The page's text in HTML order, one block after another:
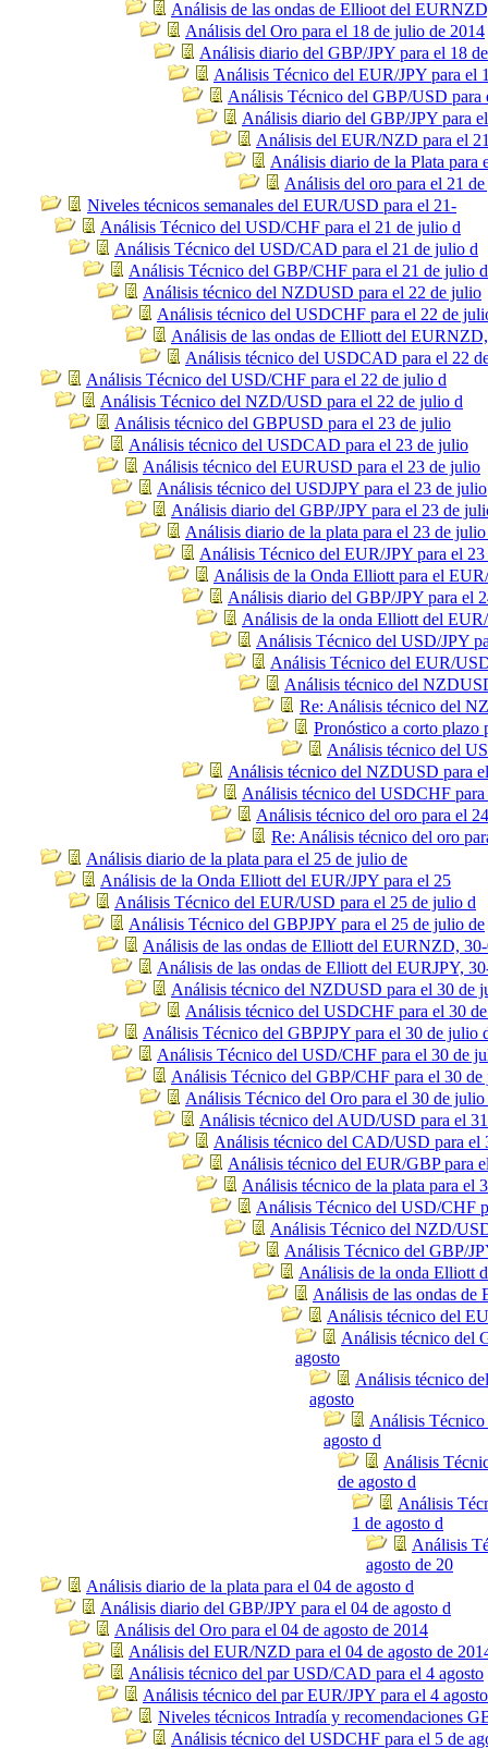
Análisis de las ondas de Ellioot del
Análisis del Oro para el 18 de julio de 2014
Análisis diario del GBP/JPY para el 18
Análisis Técnico del EUR/JPY para el
Análisis Técnico del GBP/USD para
Análisis diario del GBP/JPY para
Análisis del EUR/NZD para el
Análisis diario de la Plata para
Análisis del oro para el 21
Niveles técnicos semanales del EUR/USD para el 21-
Análisis Técnico del USD/CHF para el 21 de julio d
Análisis Técnico del USD/CAD para el 21 de julio d
Análisis Técnico del GBP/CHF para el 21 de julio d
Análisis técnico del NZDUSD para el 22 de julio
Análisis técnico del USDCHF para el 22 de
Análisis de las ondas de Elliott del
Análisis técnico del USDCAD para el 22
Análisis Técnico del USD/CHF para el 22 de julio d
Análisis Técnico del NZD/USD para el 22 de julio d
Análisis técnico del GBPUSD para el 23 de julio
Análisis técnico del USDCAD para el 23 de julio
Análisis técnico del EURUSD para el 23 de julio
Análisis técnico del USDJPY para el 23 de julio
Análisis diario del GBP/JPY para el 23 de
Análisis diario de la plata para el 23 de
Análisis Técnico del EUR/JPY para el
Análisis de la Onda Elliott para el
Análisis diario del GBP/JPY para el
Análisis de la onda Elliott del
Análisis Técnico del USD/JPY
Análisis Técnico del EUR/
Análisis técnico del
Re: Análisis técnico del
Pronóstico a corto
Análisis técnico del
Análisis técnico del NZDUSD para
Análisis técnico del USDCHF
Análisis técnico del oro para el
Re: Análisis técnico del oro
Análisis diario de la plata para el 25 de julio de
Análisis de la Onda Elliott del EUR/JPY para el 25
Análisis Técnico del EUR/USD para el 25 de julio d
Análisis Técnico del GBPJPY para el 25 de julio de
Análisis de las ondas de Elliott del EURNZD,
Análisis de las ondas de Elliott del EURJPY,
Análisis técnico del NZDUSD para el 30 de
Análisis técnico del USDCHF para el 30
Análisis Técnico del GBPJPY para el 30 de julio
Análisis Técnico del USD/CHF para el 30 de
Análisis Técnico del GBP/CHF para el 30
Análisis Técnico del Oro para el 30 de julio
Análisis técnico del AUD/USD para el
Análisis técnico del CAD/USD para el
Análisis técnico del EUR/GBP para
Análisis técnico de la plata para el
Análisis Técnico del USD/CHF
Análisis Técnico del NZD/
Análisis Técnico del GBP/
Análisis de la onda Elliott
Análisis de las ondas
Análisis técnico del
Análisis técnico del
agosto
Análisis técnico
agosto
Análisis
agosto d
Análisis
de agosto d
Análisis
1 de agosto d
Análisis
agosto de 20
Análisis diario de la plata para el 04 de agosto d
Análisis diario del GBP/JPY para el 04 de agosto d
Análisis del Oro para el 04 de agosto de 2014
Análisis del EUR/NZD para el 04 de agosto de
Análisis técnico del par USD/CAD para el 4 agosto
Análisis técnico del par EUR/JPY para el 4 agosto
Niveles técnicos Intradía y recomendaciones
Análisis técnico del USDCHF para el 5 de